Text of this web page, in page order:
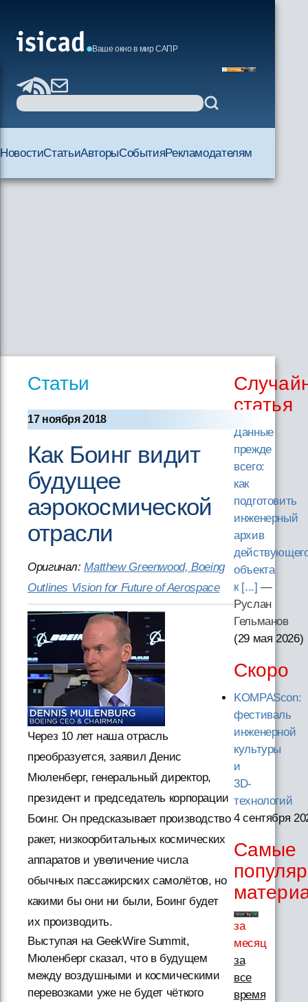
Ваше окно в мир САПР
НовостиСтатьиАвторыСобытияРекламодателям
Статьи
17 ноября 2018
Как Боинг видит
будущее
аэрокосмической
отрасли
Оригинал:Matthew Greenwood, Boeing
Outlines Vision for Future of Aerospace
Через 10 лет наша отрасль
преобразуется, заявил Денис
Мюленберг, генеральный директор,
президент и председатель корпорации
Боинг. Он предсказывает производство
ракет, низкоорбитальных космических
аппаратов и увеличение числа
обычных пассажирских самолётов, но
какими бы они ни были, Боинг будет
их производить.
Выступая на GeekWire Summit,
Мюленберг сказал, что в будущем
между воздушными и космическими
перевозками уже не будет чёткого
статья
Данные
прежде
всего:
как
подготовить
инженерный
архив
объекта
к [...] —
Руслан
Гельманов
(29 мая 2026)
Скоро
KOMPAScon:
фестиваль
инженерной
культуры
и
3D-
технологий
4 сентября
Самые
за
месяц
за
все
время